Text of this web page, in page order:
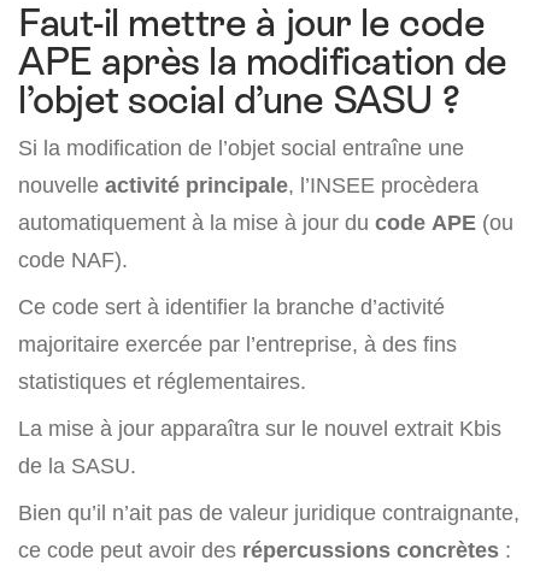
Faut-il mettre à jour le code
APE après la modification de
l’objet social d’une SASU ?
Si la modification de l’objet social entraîne une
nouvelle activité principale, l’INSEE procèdera
automatiquement à la mise à jour du code APE (ou
code NAF).
Ce code sert à identifier la branche d’activité
majoritaire exercée par l’entreprise, à des fins
statistiques et réglementaires.
La mise à jour apparaîtra sur le nouvel extrait Kbis
de la SASU.
Bien qu’il n’ait pas de valeur juridique contraignante,
ce code peut avoir des répercussions concrètes :